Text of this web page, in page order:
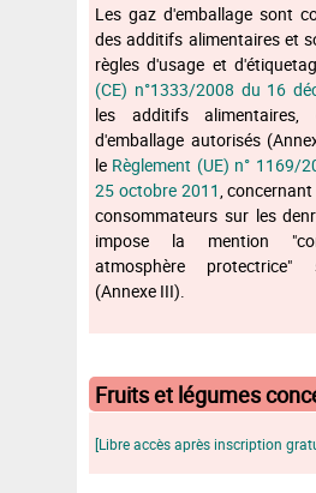
Les gaz d'emballage sont
des additifs alimentaires et
règles d'usage et
(CE) n°1333/2008 du 16
les additifs
d'emballage autorisés
le Règlement (UE) n° 1169/
25 octobre 2011,
consommateurs sur les
impose la mention
atmosphère protectrice"
(Annexe III).
Fruits et légumes
[Libre accès après inscription